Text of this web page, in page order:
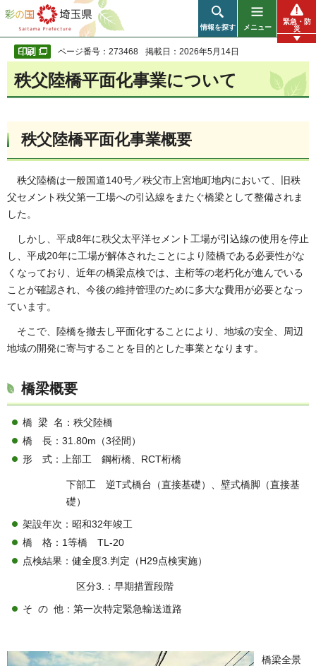
彩の国 埼玉県
情報を探す メニュー
緊急・防
災
ページ番号：273468 掲載日：2026年5月14日
秩父陸橋平面化事業について
秩父陸橋平面化事業概要
秩父陸橋は一般国道140号／秩父市上宮地町地内において、旧秩
父セメント秩父第一工場への引込線をまたぐ橋梁として整備されま
した。
しかし、平成8年に秩父太平洋セメント工場が引込線の使用を停止
し、平成20年に工場が解体されたことにより陸橋である必要性がな
くなっており、近年の橋梁点検では、主桁等の老朽化が進んでいる
ことが確認され、今後の維持管理のために多大な費用が必要となっ
ています。
そこで、陸橋を撤去し平面化することにより、地域の安全、周辺
地域の開発に寄与することを目的とした事業となります。
橋梁概要
橋 梁 名：秩父陸橋
橋 長：31.80m（3径間）
形 式：上部工 鋼桁橋、RCT桁橋
下部工 逆T式橋台（直接基礎）、壁式橋脚（直接基
礎）
架設年次：昭和32年竣工
橋 格：1等橋 TL-20
点検結果：健全度3.判定（H29点検実施）
区分3.：早期措置段階
そ の 他：第一次特定緊急輸送道路
橋梁全景